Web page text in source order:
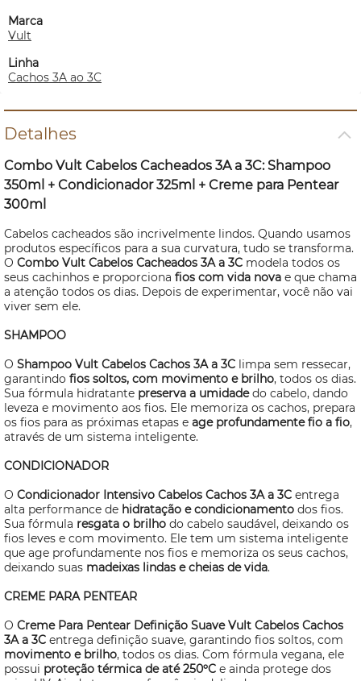
Marca
Vult
Linha
Cachos 3A ao 3C
Detalhes
Combo Vult Cabelos Cacheados 3A a 3C: Shampoo
350ml + Condicionador 325ml + Creme para Pentear
300ml
Cabelos cacheados são incrivelmente lindos. Quando usamos
produtos específicos para a sua curvatura, tudo se transforma.
O Combo Vult Cabelos Cacheados 3A a 3C modela todos os
seus cachinhos e proporciona fios com vida nova e que chama
a atenção todos os dias. Depois de experimentar, você não vai
viver sem ele.
SHAMPOO
O Shampoo Vult Cabelos Cachos 3A a 3C limpa sem ressecar,
garantindo fios soltos, com movimento e brilho, todos os dias.
Sua fórmula hidratante preserva a umidadedo cabelo, dando
leveza e movimento aos fios. Ele memoriza os cachos, prepara
os fios para as próximas etapas e age profundamente fio a fio,
através de um sistema inteligente.
CONDICIONADOR
O Condicionador Intensivo Cabelos Cachos 3A a 3C entrega
alta performance de hidratação e condicionamento dos fios.
Sua fórmula resgata o brilho do cabelo saudável, deixando os
fios leves e com movimento. Ele tem um sistema inteligente
que age profundamente nos fios e memoriza os seus cachos,
deixando suas madeixas lindas e cheias de vida.
CREME PARA PENTEAR
O Creme Para Pentear Definição Suave Vult Cabelos Cachos
3A a 3C entrega definição suave, garantindo fios soltos, com
movimento e brilho, todos os dias. Com fórmula vegana, ele
possui proteção térmica de até 250ºC e ainda protege dos